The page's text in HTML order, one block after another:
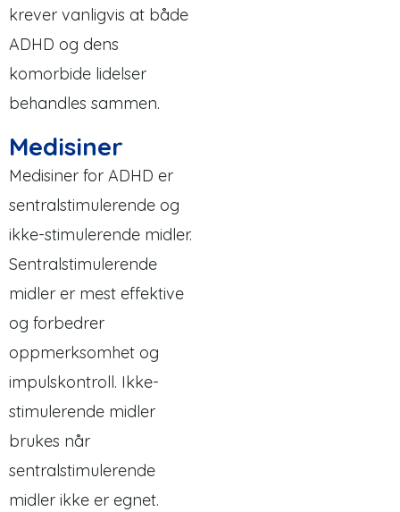
krever vanligvis at både
ADHD og dens
komorbide lidelser
behandles sammen.
Medisiner
Medisiner for ADHD er
sentralstimulerende og
ikke-stimulerende midler.
Sentralstimulerende
midler er mest effektive
og forbedrer
oppmerksomhet og
impulskontroll. Ikke-
stimulerende midler
brukes når
sentralstimulerende
midler ikke er egnet.